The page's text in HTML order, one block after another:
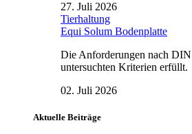
27. Juli 2026
Tierhaltung
Equi Solum Bodenplatte
Die Anforderungen nach
untersuchten Kriterien erfüllt.
02. Juli 2026
Aktuelle Beiträge